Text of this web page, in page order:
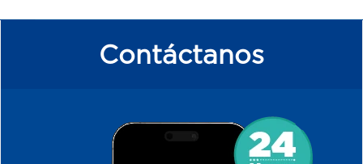
Contáctanos